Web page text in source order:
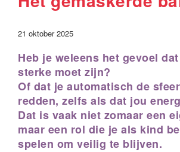
21 oktober 2025
Heb je weleens het gevoel
sterke moet zijn?
Of dat je automatisch de
redden, zelfs als dat jou
Dat is vaak niet zomaar een
maar een rol die je als kind
spelen om veilig te blijven.